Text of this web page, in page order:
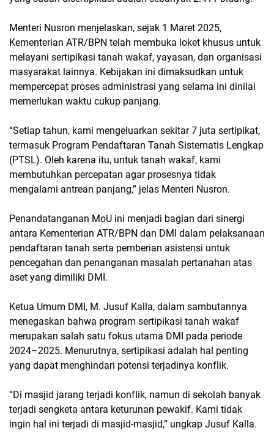
Menteri Nusron menjelaskan, sejak 1 Maret 2025,
Kementerian ATR/BPN telah membuka loket khusus untuk
melayani sertipikasi tanah wakaf, yayasan, dan organisasi
masyarakat lainnya. Kebijakan ini dimaksudkan untuk
mempercepat proses administrasi yang selama ini dinilai
memerlukan waktu cukup panjang.
“Setiap tahun, kami mengeluarkan sekitar 7 juta sertipikat,
termasuk Program Pendaftaran Tanah Sistematis Lengkap
(PTSL). Oleh karena itu, untuk tanah wakaf, kami
membutuhkan percepatan agar prosesnya tidak
mengalami antrean panjang,” jelas Menteri Nusron.
Penandatanganan MoU ini menjadi bagian dari sinergi
antara Kementerian ATR/BPN dan DMI dalam pelaksanaan
pendaftaran tanah serta pemberian asistensi untuk
pencegahan dan penanganan masalah pertanahan atas
aset yang dimiliki DMI.
Ketua Umum DMI, M. Jusuf Kalla, dalam sambutannya
menegaskan bahwa program sertipikasi tanah wakaf
merupakan salah satu fokus utama DMI pada periode
2024–2025. Menurutnya, sertipikasi adalah hal penting
yang dapat menghindari potensi terjadinya konflik.
“Di masjid jarang terjadi konflik, namun di sekolah banyak
terjadi sengketa antara keturunan pewakif. Kami tidak
ingin hal ini terjadi di masjid-masjid,” ungkap Jusuf Kalla.